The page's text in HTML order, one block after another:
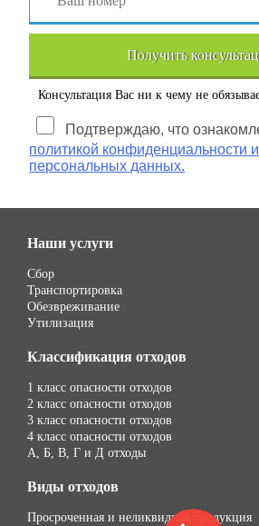
Получить
Консультация Вас ни к чему не
Подтверждаю, что
политикой конфиденциальности
персональных данных.
Наши услуги
Сбор
Транспортировка
Обезвреживание
Утилизация
Классификация отходов
1 класс опасности отходов
2 класс опасности отходов
3 класс опасности отходов
4 класс опасности отходов
А, Б, В, Г и Д отходы
Виды отходов
Просроченная и неликвидная продукция